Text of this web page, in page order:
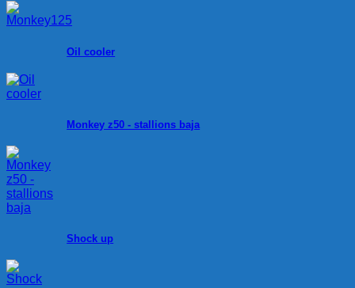
Oil cooler
Monkey z50 - stallions baja
Shock up